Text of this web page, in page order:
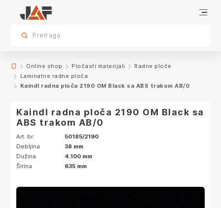
sr.skip-to.main-content
sr.skip-to.table-of-contents
sr.skip-to.main-navigation
Specifikacije
Karakteristike
Pretraga
Online shop Pločasti materijali
Radne ploče
Laminatne radne ploča
Kaindl radna ploča 2190 OM Black sa ABS trakom AB/0
Kaindl radna ploča 2190 OM Black sa
ABS trakom AB/0
Art. br.
50185/2190
Debljina
38 mm
Dužina
4.100 mm
Širina
635 mm